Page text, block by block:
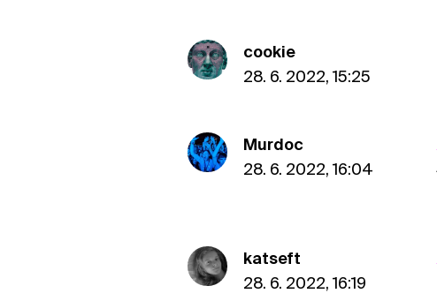
cookie
28. 6. 2022, 15:25
Murdoc
28. 6. 2022, 16:04
katseft
28. 6. 2022, 16:19